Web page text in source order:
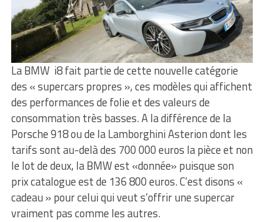
La BMW i8 fait partie de cette nouvelle catégorie
des « supercars propres », ces modèles qui affichent
des performances de folie et des valeurs de
consommation très basses. A la différence de la
Porsche 918 ou de la Lamborghini Asterion dont les
tarifs sont au-delà des 700 000 euros la pièce et non
le lot de deux, la BMW est «donnée» puisque son
prix catalogue est de 136 800 euros. C’est disons «
cadeau » pour celui qui veut s’offrir une supercar
vraiment pas comme les autres.